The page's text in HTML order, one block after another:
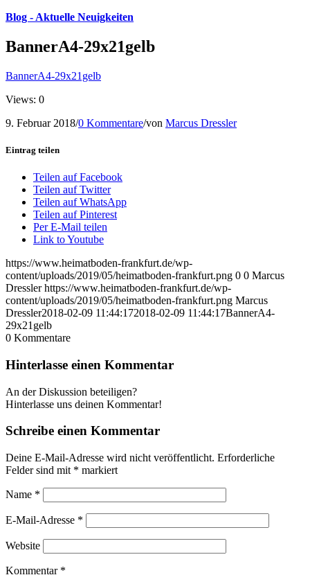
Blog - Aktuelle Neuigkeiten
BannerA4-29x21gelb
BannerA4-29x21gelb
Views: 0
9. Februar 2018/0 Kommentare/von Marcus Dressler
Eintrag teilen
Teilen auf Facebook
Teilen auf Twitter
Teilen auf WhatsApp
Teilen auf Pinterest
Per E-Mail teilen
Link to Youtube
https://www.heimatboden-frankfurt.de/wp-
content/uploads/2019/05/heimatboden-frankfurt.png 0 0 Marcus
Dressler https://www.heimatboden-frankfurt.de/wp-
content/uploads/2019/05/heimatboden-frankfurt.png Marcus
Dressler2018-02-09 11:44:172018-02-09 11:44:17BannerA4-
29x21gelb
0 Kommentare
Hinterlasse einen Kommentar
An der Diskussion beteiligen?
Hinterlasse uns deinen Kommentar!
Schreibe einen Kommentar
Deine E-Mail-Adresse wird nicht veröffentlicht. Erforderliche
Felder sind mit * markiert
Name *
E-Mail-Adresse *
Website
Kommentar *